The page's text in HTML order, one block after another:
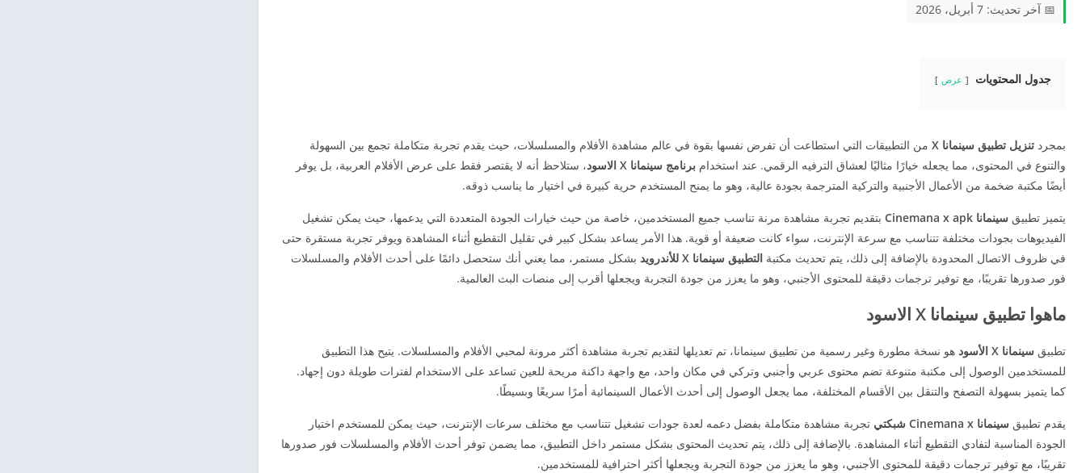
📅 آخر تحديث: 7 أبريل، 2026
جدول المحتويات عرض
بمجرد تنزيل تطبيق سينمانا X
من التطبيقات التي استطاعت أن تفرض نفسها بقوة في عالم مشاهدة الأفلام والمسلسلات، حيث يقدم تجربة متكاملة تجمع بين السهولة
والتنوع في المحتوى، مما يجعله خيارًا مثاليًا لعشاق الترفيه الرقمي. عند استخدام برنامج سينمانا X الاسود
، ستلاحظ أنه لا يقتصر فقط على عرض الأفلام العربية، بل يوفر
أيضًا مكتبة ضخمة من الأعمال الأجنبية والتركية المترجمة بجودة عالية، وهو ما يمنح المستخدم حرية كبيرة في اختيار ما يناسب ذوقه.
يتميز تطبيق سينمانا Cinemana x apk
بتقديم تجربة مشاهدة مرنة تناسب جميع المستخدمين، خاصة من حيث خيارات الجودة المتعددة التي يدعمها، حيث يمكن تشغيل
الفيديوهات بجودات مختلفة تتناسب مع سرعة الإنترنت، سواء كانت ضعيفة أو قوية. هذا الأمر يساعد بشكل كبير في تقليل التقطيع أثناء المشاهدة ويوفر تجربة مستقرة حتى
في ظروف الاتصال المحدودة بالإضافة إلى ذلك، يتم تحديث مكتبة التطبيق سينمانا X للأندرويد
بشكل مستمر، مما يعني أنك ستحصل دائمًا على أحدث الأفلام والمسلسلات
فور صدورها تقريبًا، مع توفير ترجمات دقيقة للمحتوى الأجنبي، وهو ما يعزز من جودة التجربة ويجعلها أقرب إلى منصات البث العالمية.
ماهوا تطبيق سينمانا X الاسود
تطبيق سينمانا X الأسود
هو نسخة مطورة وغير رسمية من تطبيق سينمانا، تم تعديلها لتقديم تجربة مشاهدة أكثر مرونة لمحبي الأفلام والمسلسلات. يتيح هذا التطبيق
للمستخدمين الوصول إلى مكتبة متنوعة تضم محتوى عربي وأجنبي وتركي في مكان واحد، مع واجهة داكنة مريحة للعين تساعد على الاستخدام لفترات طويلة دون إجهاد.
كما يتميز بسهولة التصفح والتنقل بين الأقسام المختلفة، مما يجعل الوصول إلى أحدث الأعمال السينمائية أمرًا سريعًا وبسيطًا.
يقدم تطبيق سينمانا Cinemana x شبكتي
تجربة مشاهدة متكاملة بفضل دعمه لعدة جودات تشغيل تتناسب مع مختلف سرعات الإنترنت، حيث يمكن للمستخدم اختيار
الجودة المناسبة لتفادي التقطيع أثناء المشاهدة. بالإضافة إلى ذلك، يتم تحديث المحتوى بشكل مستمر داخل التطبيق، مما يضمن توفر أحدث الأفلام والمسلسلات فور صدورها
تقريبًا، مع توفير ترجمات دقيقة للمحتوى الأجنبي، وهو ما يعزز من جودة التجربة ويجعلها أكثر احترافية للمستخدمين.